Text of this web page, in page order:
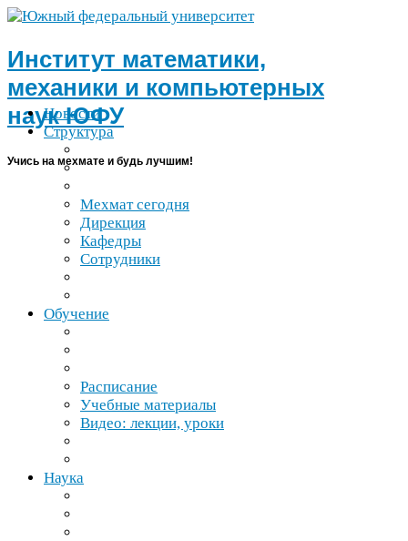
Институт математики,
механики и компьютерных
наукЮФУ
Учись на мехмате и будь лучшим!
Новости
Структура
Мехмат сегодня
Дирекция
Кафедры
Сотрудники
Обучение
Расписание
Учебные материалы
Видео: лекции, уроки
Наука